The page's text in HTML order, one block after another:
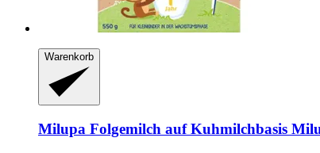
Warenkorb
Milupa Folgemilch auf Kuhmilchbasis